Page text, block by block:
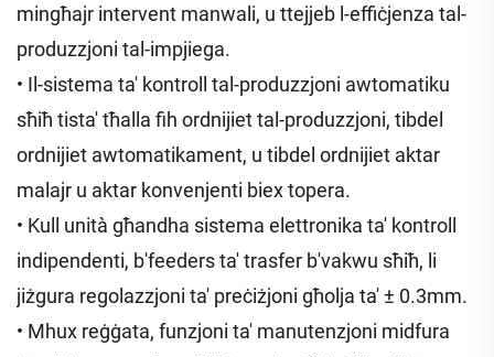
mingħajr intervent manwali, u ttejjeb l-effiċjenza tal-
produzzjoni tal-impjiega.
• Il-sistema ta' kontroll tal-produzzjoni awtomatiku
sħiħ tista' tħalla fih ordnijiet tal-produzzjoni, tibdel
ordnijiet awtomatikament, u tibdel ordnijiet aktar
malajr u aktar konvenjenti biex topera.
• Kull unità għandha sistema elettronika ta' kontroll
indipendenti, b'feeders ta' trasfer b'vakwu sħiħ, li
jiżgura regolazzjoni ta' preċiżjoni għolja ta' ± 0.3mm.
• Mhux reġġata, funzjoni ta' manutenzjoni midfura